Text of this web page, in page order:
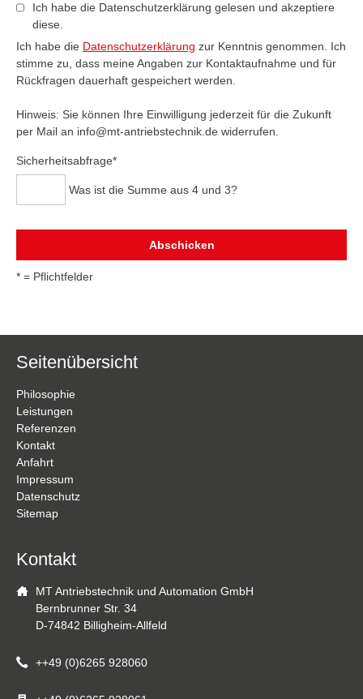
Ich habe die Datenschutzerklärung gelesen und akzeptiere
diese.
Ich habe die Datenschutzerklärung zur Kenntnis genommen. Ich
stimme zu, dass meine Angaben zur Kontaktaufnahme und für
Rückfragen dauerhaft gespeichert werden.
Hinweis: Sie können Ihre Einwilligung jederzeit für die Zukunft
per Mail an info@mt-antriebstechnik.de widerrufen.
Pflichtfeld
Sicherheitsabfrage*
Was ist die Summe aus 4 und 3?
* = Pflichtfelder
Seitenübersicht
Navigation
überspringen
Philosophie
Leistungen
Referenzen
Kontakt
Anfahrt
Impressum
Datenschutz
Sitemap
Kontakt
MT Antriebstechnik und Automation GmbH
Bernbrunner Str. 34
D-74842 Billigheim-Allfeld
++49 (0)6265 928060